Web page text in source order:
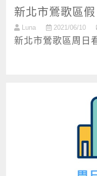
新北市鶯歌區
Luna 2021/06/10
新北市鶯歌區周日